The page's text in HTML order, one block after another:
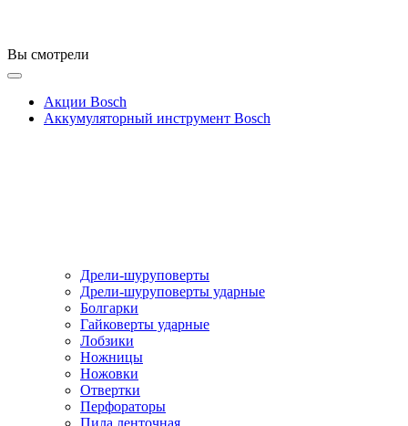
Вы смотрели
Акции Bosch
Аккумуляторный инструмент Bosch
Дрели-шуруповерты
Дрели-шуруповерты ударные
Болгарки
Гайковерты ударные
Лобзики
Ножницы
Ножовки
Отвертки
Перфораторы
Пила ленточная